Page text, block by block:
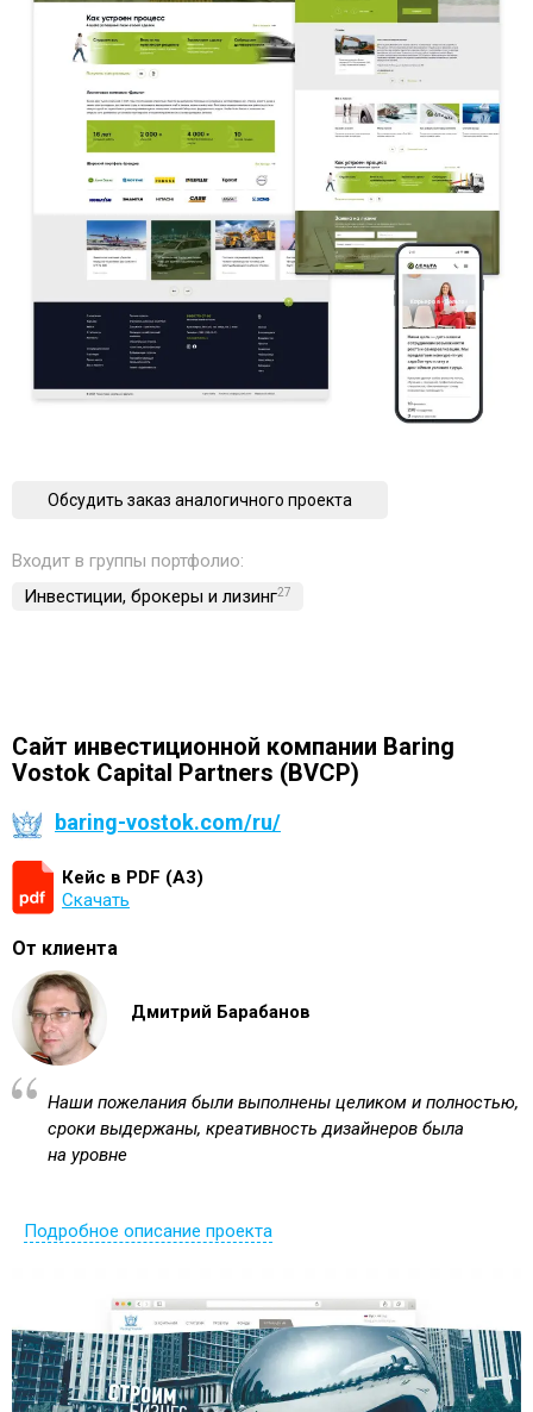
Обсудить заказ аналогичного проекта
Входит в группы портфолио:
Инвестиции, брокеры и лизинг27
Сайт инвестиционной компании Baring
Vostok Capital Partners (BVCP)
baring-vostok.com/ru/
Кейс в PDF (А3)
Скачать
От клиента
Дмитрий Барабанов
Наши пожелания были выполнены целиком и полностью,
сроки выдержаны, креативность дизайнеров была
на уровне
Подробное описание проекта